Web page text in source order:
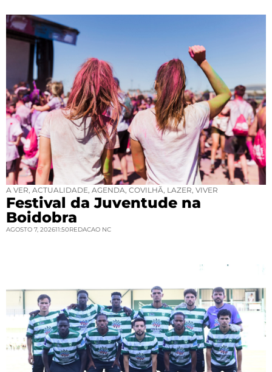
A VER ACTUALIDADE AGENDA COVILHÃ LAZER VIVER
Festival da Juventude na
Boidobra
AGOSTO 7, 202611:50REDACAO NC